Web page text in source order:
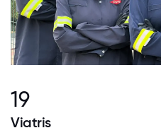
19
Viatris